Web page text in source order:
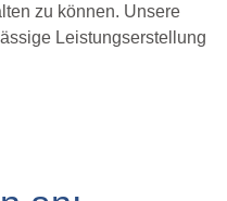
zu können. Unsere
Leistungserstellung